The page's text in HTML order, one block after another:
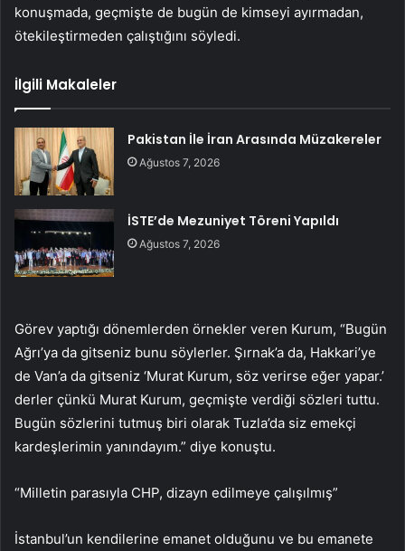
konuşmada, geçmişte de bugün de kimseyi ayırmadan,
ötekileştirmeden çalıştığını söyledi.
İlgili Makaleler
Pakistan İle İran Arasında Müzakereler
Ağustos 7, 2026
İSTE’de Mezuniyet Töreni Yapıldı
Ağustos 7, 2026
Görev yaptığı dönemlerden örnekler veren Kurum, “Bugün
Ağrı’ya da gitseniz bunu söylerler. Şırnak’a da, Hakkari’ye
de Van’a da gitseniz ‘Murat Kurum, söz verirse eğer yapar.’
derler çünkü Murat Kurum, geçmişte verdiği sözleri tuttu.
Bugün sözlerini tutmuş biri olarak Tuzla’da siz emekçi
kardeşlerimin yanındayım.” diye konuştu.
“Milletin parasıyla CHP, dizayn edilmeye çalışılmış”
İstanbul’un kendilerine emanet olduğunu ve bu emanete